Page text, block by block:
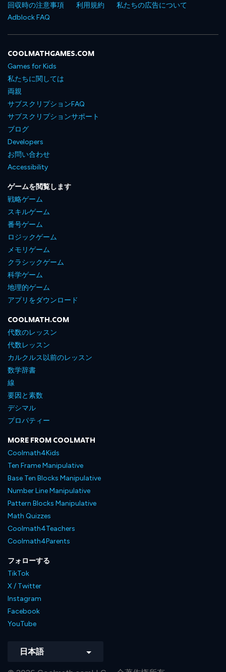
回収時の注意事項
利用規約
私たちの広告について
Adblock FAQ
COOLMATHGAMES.COM
Games for Kids
私たちに関しては
両親
サブスクリプションFAQ
サブスクリプションサポート
ブログ
Developers
お問い合わせ
Accessibility
ゲームを閲覧します
戦略ゲーム
スキルゲーム
番号ゲーム
ロジックゲーム
メモリゲーム
クラシックゲーム
科学ゲーム
地理的ゲーム
アプリをダウンロード
COOLMATH.COM
代数のレッスン
代数レッスン
カルクルス以前のレッスン
数学辞書
線
要因と素数
デシマル
プロパティー
MORE FROM COOLMATH
Coolmath4Kids
Ten Frame Manipulative
Base Ten Blocks Manipulative
Number Line Manipulative
Pattern Blocks Manipulative
Math Quizzes
Coolmath4Teachers
Coolmath4Parents
フォローする
TikTok
X / Twitter
Instagram
Facebook
YouTube
日本語